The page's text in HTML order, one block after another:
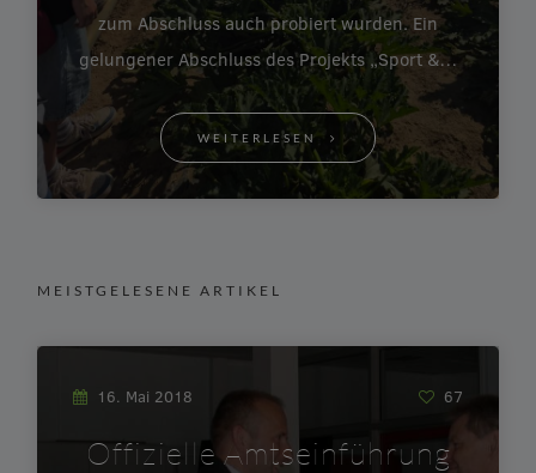
zum Abschluss auch probiert wurden. Ein
gelungener Abschluss des Projekts „Sport &…
WEITERLESEN
MEISTGELESENE ARTIKEL
16. Mai 2018 67
Offizielle Amtseinführung